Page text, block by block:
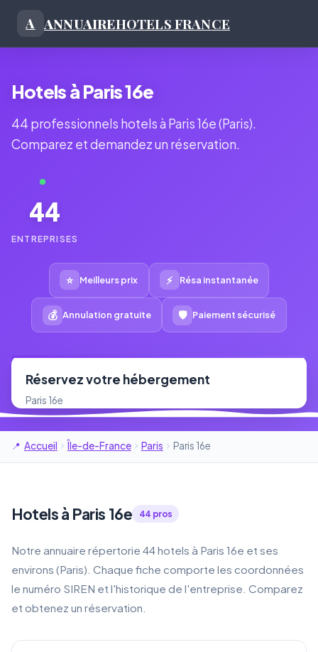
A ANNUAIREHOTELS FRANCE
Hotels à Paris 16e
44 professionnels hotels à Paris 16e (Paris).
Comparez et demandez un réservation.
44
ENTREPRISES
⭐ Meilleurs prix ⚡ Résa instantanée
💰 Annulation gratuite 🛡 Paiement sécurisé
Réservez votre hébergement
Paris 16e
Accueil Île-de-France Paris Paris 16e
Hotels à Paris 16e 44 pros
Notre annuaire répertorie 44 hotels à Paris 16e et ses
environs (Paris). Chaque fiche comporte les coordonnées
le numéro SIREN et l'historique de l'entreprise. Comparez
et obtenez un réservation.